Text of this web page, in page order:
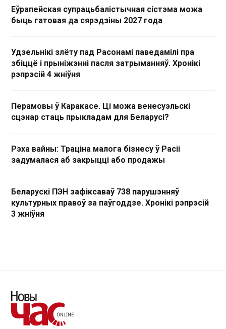
Еўрапейская супрацьбалістычная сістэма можа
быць гатовая да сярэдзіны 2027 года
Удзельнікі злёту пад Расонамі паведамілі пра
збіццё і прыніжэнні пасля затрыманняў. Хронікі
рэпрэсій 4 жніўня
Перамовы ў Каракасе. Ці можа венесуэльскі
сцэнар стаць прыкладам для Беларусі?
Рэха вайны: Траціна малога бізнесу ў Расіі
задумалася аб закрыцці або продажы
Беларускі ПЭН зафіксаваў 738 парушэнняў
культурных правоў за паўгоддзе. Хронікі рэпрэсій
3 жніўня